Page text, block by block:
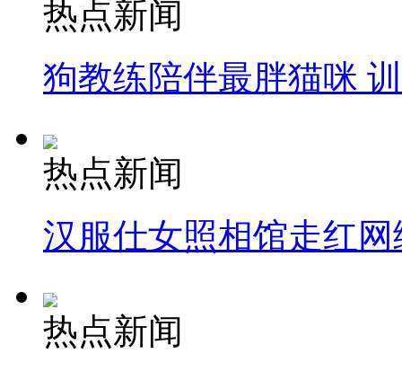
热点新闻
狗教练陪伴最胖猫咪
热点新闻
汉服仕女照相馆走红网
热点新闻